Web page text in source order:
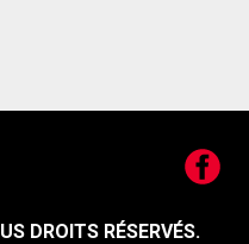
DROITS RÉSERVÉS.